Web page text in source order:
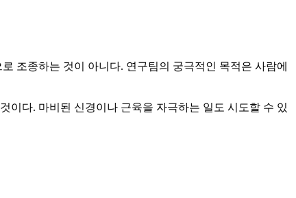
조종하는 것이 아니다. 연구팀의 궁극적인 목적은 사람에
이다. 마비된 신경이나 근육을 자극하는 일도 시도할 수 있